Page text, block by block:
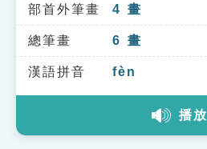
知識索引
單字索引
生命大百科索引
部首外筆畫 4 畫
總筆畫 6 畫
漢語拼音 fèn
播放